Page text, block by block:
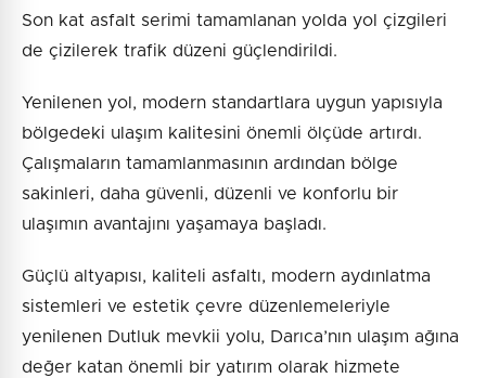
Son kat asfalt serimi tamamlanan yolda yol çizgileri
de çizilerek trafik düzeni güçlendirildi.
Yenilenen yol, modern standartlara uygun yapısıyla
bölgedeki ulaşım kalitesini önemli ölçüde artırdı.
Çalışmaların tamamlanmasının ardından bölge
sakinleri, daha güvenli, düzenli ve konforlu bir
ulaşımın avantajını yaşamaya başladı.
Güçlü altyapısı, kaliteli asfaltı, modern aydınlatma
sistemleri ve estetik çevre düzenlemeleriyle
yenilenen Dutluk mevkii yolu, Darıca’nın ulaşım ağına
değer katan önemli bir yatırım olarak hizmete